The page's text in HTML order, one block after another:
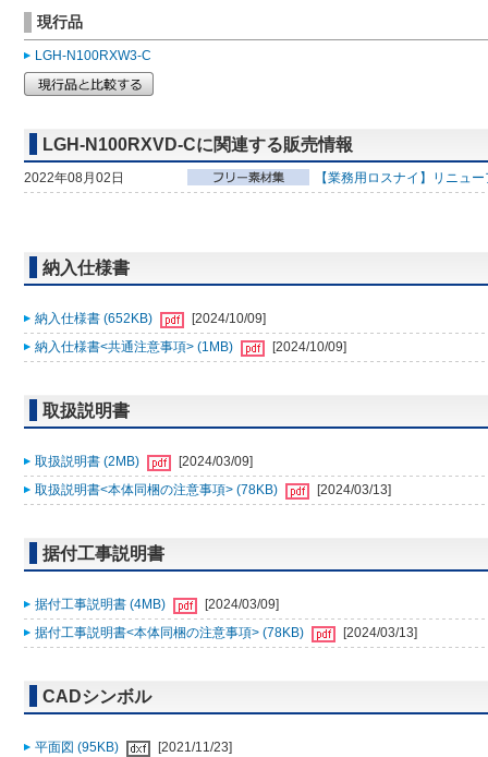
現行品
LGH-N100RXW3-C
LGH-N100RXVD-Cに関連する販売情報
2022年08月02日 【業務用ロスナイ】リニュ
納入仕様書
納入仕様書 (652KB)
[2024/10/09]
納入仕様書<共通注意事項> (1MB)
[2024/10/09]
取扱説明書
取扱説明書 (2MB)
[2024/03/09]
取扱説明書<本体同梱の注意事項> (78KB)
[2024/03/13]
据付工事説明書
据付工事説明書 (4MB)
[2024/03/09]
据付工事説明書<本体同梱の注意事項> (78KB)
[2024/03/13]
CADシンボル
平面図 (95KB)
[2021/11/23]